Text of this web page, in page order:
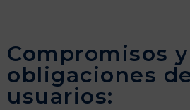
Compromisos y
obligaciones
usuarios: